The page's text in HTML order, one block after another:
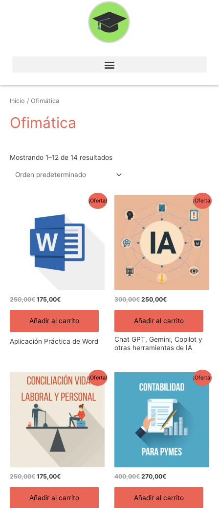
Inicio / Ofimática
Ofimática
Mostrando 1–12 de 14 resultados
¡Oferta!
250,00€
original
250,00€.
175,00€
actual
es:
175,00€.
Añadir al carrito
Aplicación Práctica de Word
¡Oferta!
300,00€
precio
original
era:
300,00€.
250,00€
precio
actual
es:
250,00€.
Añadir al carrito
Chat GPT, Gemini, Copilot y
otras herramientas de IA
¡Oferta!
250,00€
El
precio
original
era:
250,00€.
175,00€
El
precio
actual
es:
175,00€.
Añadir al carrito
¡Oferta!
400,00€
precio
original
era:
400,00€.
270,00€
precio
actual
es:
270,00€.
Añadir al carrito